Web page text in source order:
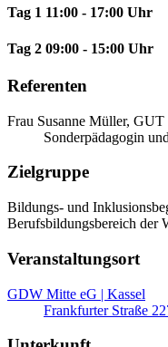
Tag 1 11:00 - 17:00 Uhr
Tag 2 09:00 - 15:00 Uhr
Referenten
Frau Susanne Müller,
Sonderpädagogin
Zielgruppe
Bildungs- und
Berufsbildungsbereich der
Veranstaltungsort
GDW Mitte eG | Kassel
Frankfurter Straße